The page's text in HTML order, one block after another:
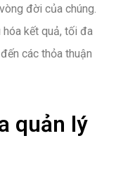
đời của chúng.
kết quả, tối đa
các thỏa thuận
quản lý